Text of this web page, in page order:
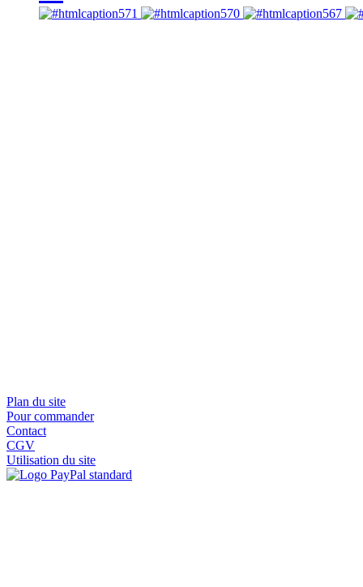
Plan du site
Pour commander
Contact
CGV
Utilisation du site